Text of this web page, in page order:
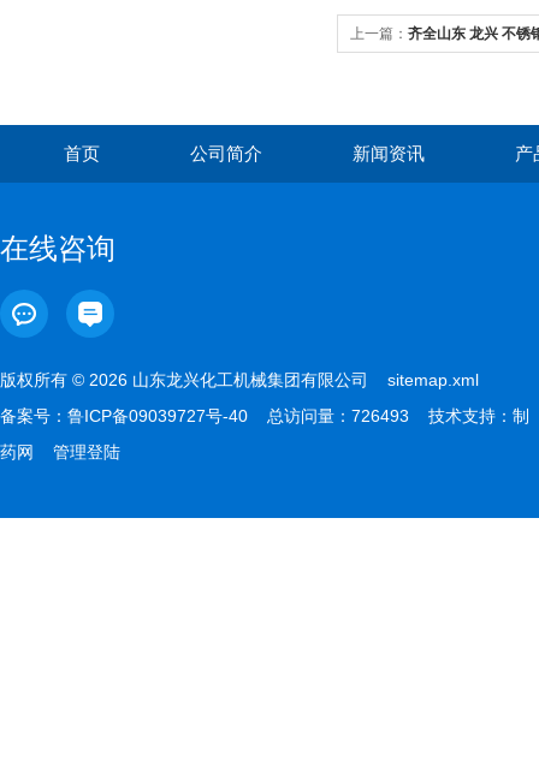
上一篇： 齐全山东 龙兴 不锈
首页 公司简介 新闻资讯 产
在线咨询
版权所有 © 2026 山东龙兴化工机械集团有限公司 sitemap.xml
备案号： 鲁ICP备09039727号-40 总访问量：726493 技术支持： 制
药网
管理登陆